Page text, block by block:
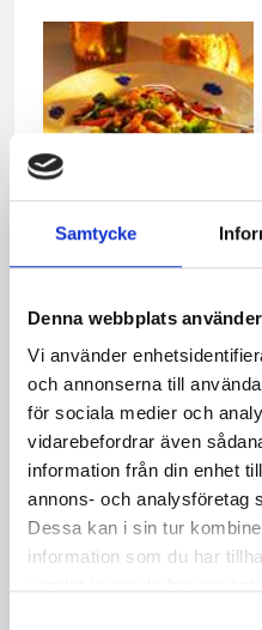
Samtycke
Denna webbplats
Vi använder
och annonserna till
för sociala medier och
vidarebefordrar även
information från din enhet
annons- och analysföretag
Dessa kan i sin tur
information som du har
och räkor